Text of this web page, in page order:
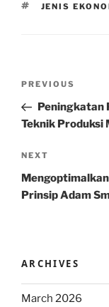
TAGS
JENIS
Previous
Post
PREVIOUS
Peningkatan
Teknik Produksi
Next
Post
NEXT
Prinsip Adam
ARCHIVES
March 2026